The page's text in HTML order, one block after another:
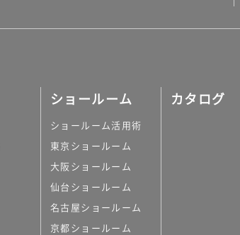
ショールーム
ショールーム活用術
東京ショールーム
大阪ショールーム
仙台ショールーム
名古屋ショールーム
京都ショールーム
カタログ